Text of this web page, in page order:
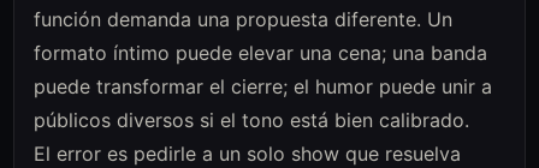
función demanda una propuesta diferente. Un
formato íntimo puede elevar una cena; una banda
puede transformar el cierre; el humor puede unir a
públicos diversos si el tono está bien calibrado.
El error es pedirle a un solo show que resuelva